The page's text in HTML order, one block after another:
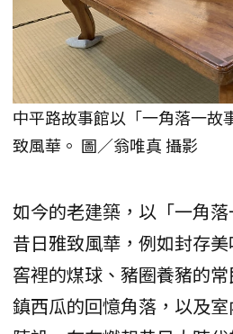
中平路故事館以「一角落一故
致風華。 圖／翁唯真 攝影
如今的老建築，以「一角
昔日雅致風華，例如封存
窖裡的煤球、豬圈養豬的
鎮西瓜的回憶角落，以及